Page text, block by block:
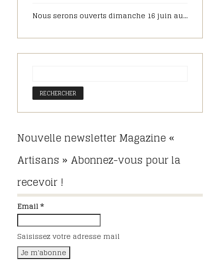
Nous serons ouverts dimanche 16 juin au matin pour la fête des pères, pensez à commander sur notre pâtisserie en ligne.
Nouvelle newsletter Magazine «
Artisans » Abonnez-vous pour la
recevoir !
Email *
Saisissez votre adresse mail